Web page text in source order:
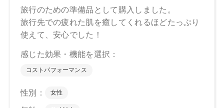
肪酸ソルビタン、トコフェロール、フィチン酸、酸化銀、クエン
＊オーガニック原料
日本
【メーカー品番】
4570106730157